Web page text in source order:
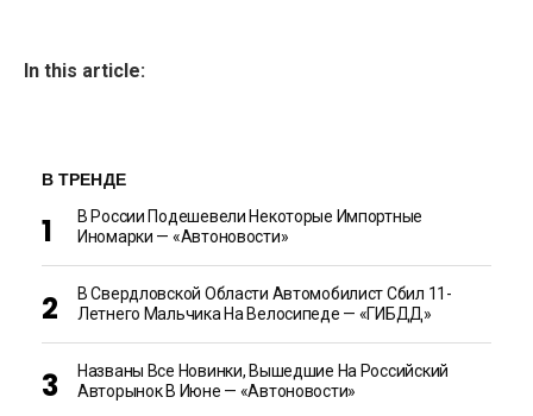
In this article:
В ТРЕНДЕ
В России Подешевели Некоторые Импортные
Иномарки — «Автоновости»
В Свердловской Области Автомобилист Сбил 11-
Летнего Мальчика На Велосипеде — «ГИБДД»
Названы Все Новинки, Вышедшие На Российский
Авторынок В Июне — «Автоновости»